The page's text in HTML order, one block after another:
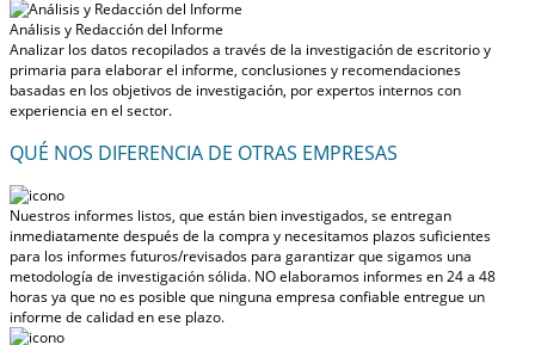
Análisis y Redacción del Informe
Analizar los datos recopilados a través de la investigación de escritorio y
primaria para elaborar el informe, conclusiones y recomendaciones
basadas en los objetivos de investigación, por expertos internos con
experiencia en el sector.
QUÉ NOS DIFERENCIA DE OTRAS EMPRESAS
Nuestros informes listos, que están bien investigados, se entregan
inmediatamente después de la compra y necesitamos plazos suficientes
para los informes futuros/revisados para garantizar que sigamos una
metodología de investigación sólida. NO elaboramos informes en 24 a 48
horasya que no es posible que ninguna empresa confiable entregue un
informe de calidad en ese plazo.